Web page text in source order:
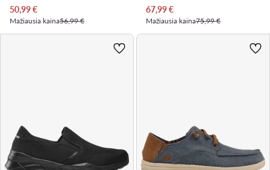
Dabartinė kaina
50,99€
Mažiausia kaina56,99 €
Dabartinė kaina
67,99€
Mažiausia kaina75,99 €